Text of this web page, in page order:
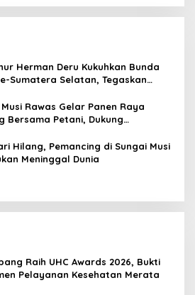
Herman Deru Kukuhkan Bunda
Sumatera Selatan, Tegaskan
Rawas Gelar Panen Raya
Bersama Petani, Dukung
Hilang, Pemancing di Sungai Musi
Meninggal Dunia
Raih UHC Awards 2026, Bukti
Pelayanan Kesehatan Merata